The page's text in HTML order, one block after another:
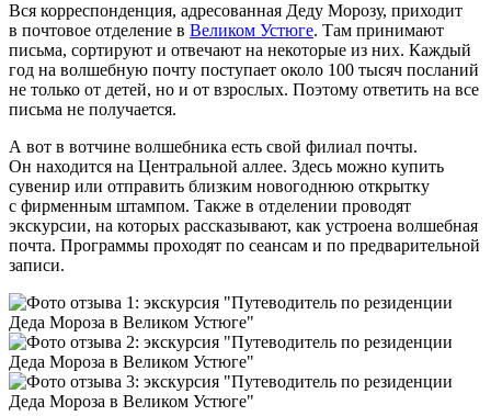
Вся корреспонденция, адресованная Деду Морозу, приходит
в почтовое отделение в Великом Устюге. Там принимают
письма, сортируют и отвечают на некоторые из них. Каждый
год на волшебную почту поступает около 100 тысяч посланий
не только от детей, но и от взрослых. Поэтому ответить на все
письма не получается.
А вот в вотчине волшебника есть свой филиал почты.
Он находится на Центральной аллее. Здесь можно купить
сувенир или отправить близким новогоднюю открытку
с фирменным штампом. Также в отделении проводят
экскурсии, на которых рассказывают, как устроена волшебная
почта. Программы проходят по сеансам и по предварительной
записи.